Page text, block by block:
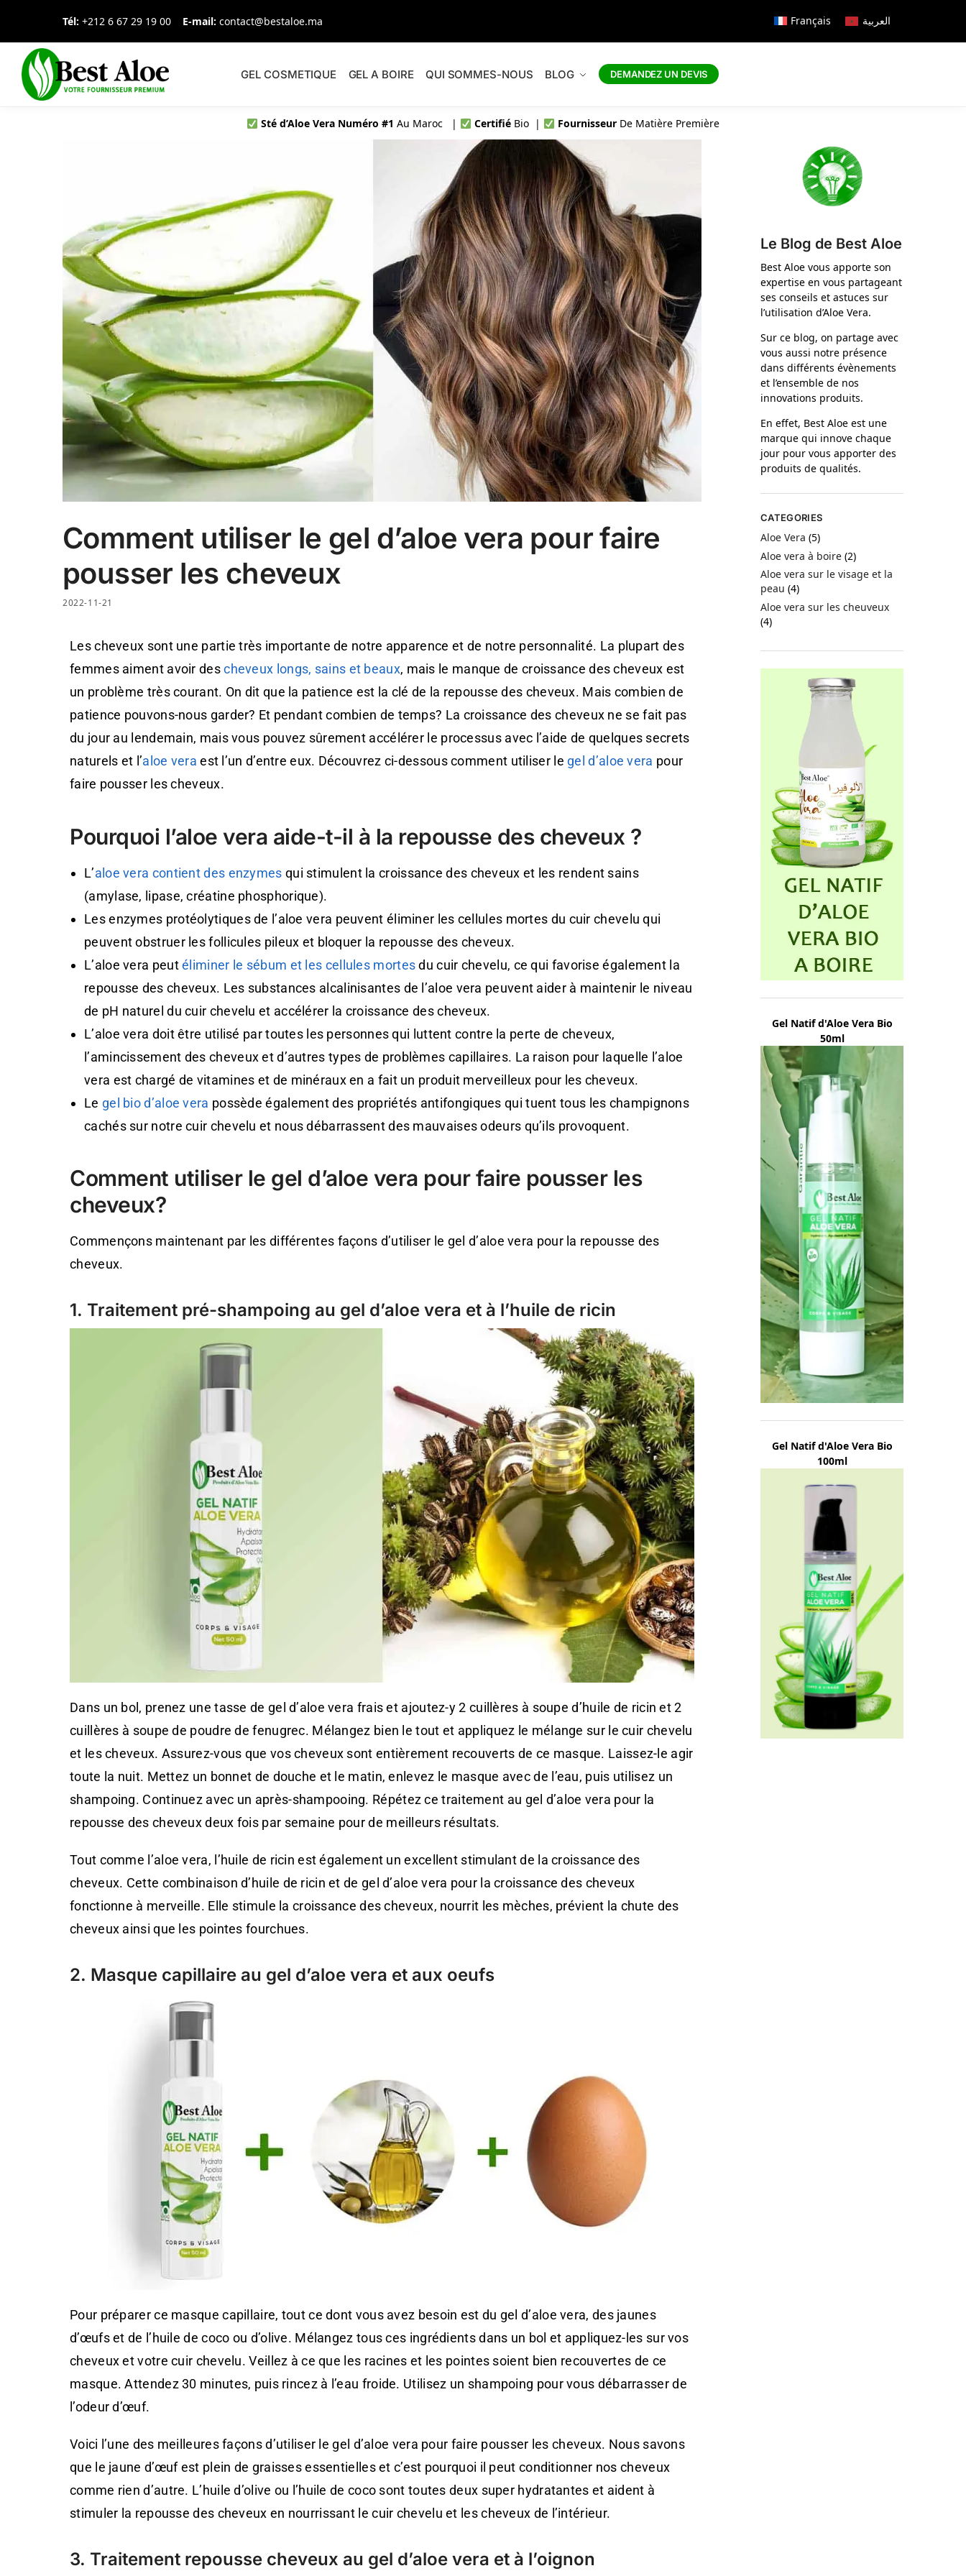
Tél: +212 6 67 29 19 00 E-mail: contact@bestaloe.ma Français العربية
GEL COSMETIQUE GEL A BOIRE QUI SOMMES-NOUS BLOG DEMANDEZ UN DEVIS
Sté d’Aloe Vera Numéro #1 Au Maroc | Certifié Bio | Fournisseur De Matière Première
Comment utiliser le gel d’aloe vera pour faire
pousser les cheveux
2022-11-21
Les cheveux sont une partie très importante de notre apparence et de notre personnalité. La plupart des
femmes aiment avoir descheveux longs, sains et beaux, mais le manque de croissance des cheveux est
un problème très courant. On dit que la patience est la clé de la repousse des cheveux. Mais combien de
patience pouvons-nous garder? Et pendant combien de temps? La croissance des cheveux ne se fait pas
du jour au lendemain, mais vous pouvez sûrement accélérer le processus avec l’aide de quelques secrets
naturels et l’aloe vera est l’un d’entre eux. Découvrez ci-dessous comment utiliser le gel d’aloe vera pour
faire pousser les cheveux.
Pourquoi l’aloe vera aide-t-il à la repousse des cheveux ?
L’aloe vera contient des enzymes qui stimulent la croissance des cheveux et les rendent sains
(amylase, lipase, créatine phosphorique).
Les enzymes protéolytiques de l’aloe vera peuvent éliminer les cellules mortes du cuir chevelu qui
peuvent obstruer les follicules pileux et bloquer la repousse des cheveux.
L’aloe vera peutéliminer le sébum et les cellules mortesdu cuir chevelu, ce qui favorise également la
repousse des cheveux. Les substances alcalinisantes de l’aloe vera peuvent aider à maintenir le niveau
de pH naturel du cuir chevelu et accélérer la croissance des cheveux.
L’aloe vera doit être utilisé par toutes les personnes qui luttent contre la perte de cheveux,
l’amincissement des cheveux et d’autres types de problèmes capillaires. La raison pour laquelle l’aloe
vera est chargé de vitamines et de minéraux en a fait un produit merveilleux pour les cheveux.
Le gel bio d’aloe vera possède également des propriétés antifongiques qui tuent tous les champignons
cachés sur notre cuir chevelu et nous débarrassent des mauvaises odeurs qu’ils provoquent.
Comment utiliser le gel d’aloe vera pour faire pousser les
cheveux?
Commençons maintenant par les différentes façons d’utiliser le gel d’aloe vera pour la repousse des
cheveux.
1. Traitement pré-shampoing au gel d’aloe vera et à l’huile de ricin
Dans un bol, prenez une tasse de gel d’aloe vera frais et ajoutez-y 2 cuillères à soupe d’huile de ricin et 2
cuillères à soupe de poudre de fenugrec. Mélangez bien le tout et appliquez le mélange sur le cuir chevelu
et les cheveux. Assurez-vous que vos cheveux sont entièrement recouverts de ce masque. Laissez-le agir
toute la nuit. Mettez un bonnet de douche et le matin, enlevez le masque avec de l’eau, puis utilisez un
shampoing. Continuez avec un après-shampooing. Répétez ce traitement au gel d’aloe vera pour la
repousse des cheveux deux fois par semaine pour de meilleurs résultats.
Tout comme l’aloe vera, l’huile de ricin est également un excellent stimulant de la croissance des
cheveux. Cette combinaison d’huile de ricin et de gel d’aloe vera pour la croissance des cheveux
fonctionne à merveille. Elle stimule la croissance des cheveux, nourrit les mèches, prévient la chute des
cheveux ainsi que les pointes fourchues.
2. Masque capillaire au gel d’aloe vera et aux oeufs
Pour préparer ce masque capillaire, tout ce dont vous avez besoin est du gel d’aloe vera, des jaunes
d’œufs et de l’huile de coco ou d’olive. Mélangez tous ces ingrédients dans un bol et appliquez-les sur vos
cheveux et votre cuir chevelu. Veillez à ce que les racines et les pointes soient bien recouvertes de ce
masque. Attendez 30 minutes, puis rincez à l’eau froide. Utilisez un shampoing pour vous débarrasser de
l’odeur d’œuf.
Voici l’une des meilleures façons d’utiliser le gel d’aloe vera pour faire pousser les cheveux. Nous savons
que le jaune d’œuf est plein de graisses essentielles et c’est pourquoi il peut conditionner nos cheveux
comme rien d’autre. L’huile d’olive ou l’huile de coco sont toutes deux super hydratantes et aident à
stimuler la repousse des cheveux en nourrissant le cuir chevelu et les cheveux de l’intérieur.
3. Traitement repousse cheveux au gel d’aloe vera et à l’oignon
Le Blog de Best Aloe
Best Aloe vous apporte son
expertise en vous partageant
ses conseils et astuces sur
l’utilisation d’Aloe Vera.
Sur ce blog, on partage avec
vous aussi notre présence
dans différents évènements
et l’ensemble de nos
innovations produits.
En effet, Best Aloe est une
marque qui innove chaque
jour pour vous apporter des
produits de qualités.
CATEGORIES
Aloe Vera (5)
Aloe vera à boire (2)
Aloe vera sur le visage et la
peau (4)
Aloe vera sur les cheuveux
(4)
Gel Natif d'Aloe Vera Bio
50ml
Gel Natif d'Aloe Vera Bio
100ml